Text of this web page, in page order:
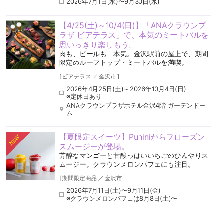
【4/25(土)～10/4(日)】「ANAクラウンプ
ラザ ビアテラス」で、本気のミートバルを
思いっきり楽しもう。
肉も、ビールも、本気。金沢駅前の屋上で、期間
限定のルーフトップ・ミートバルを満喫。
[ ビアテラス ／ 金沢市]
2026年4月25日(土)～2026年10月4日(日)
※定休日あり
ANAクラウンプラザホテル金沢4階 ガーデンドー
ム
NEW
【夏限定スイーツ】Puniniからフローズン
スムージーが登場。
芳醇なマンゴーと甘酸っぱいいちごのひんやりス
ムージー。クラウンメロンパフェにも注目。
[期間限定商品 ／ 金沢市]
2026年7月11日(土)〜9月11日(金)
※クラウンメロンパフェは8月8日(土)〜